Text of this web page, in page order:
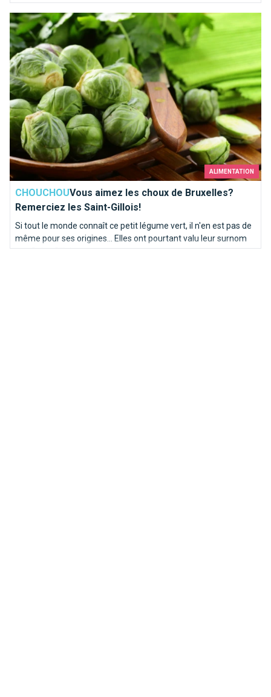
et une saveur.
ALIMENTATION
CHOUCHOUVous aimez les choux de Bruxelles?
Remerciez les Saint-Gillois!
Si tout le monde connaît ce petit légume vert, il n'en est pas de
même pour ses origines... Elles ont pourtant valu leur surnom
aux Saint-Gillois.
Vous aimez les choux de Bruxelles? Remerciez les Saint-